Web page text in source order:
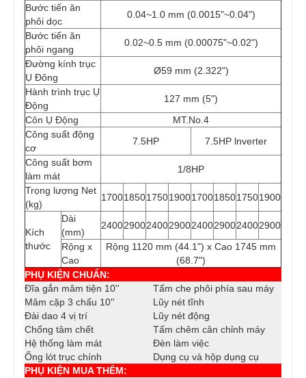
Bước tiến ăn
phôi dọc
0.04~1.0 mm (0.0015"~0.04")
Bước tiến ăn
phôi ngang
0.02~0.5 mm (0.00075"~0.02")
Đường kính trục
Ụ Đông
Ø59 mm (2.322")
Hành trình trục Ụ
Động
127 mm (5")
Côn Ụ Động
MT.No.4
Công suất động
cơ
7.5HP
7.5HP lnverter
Công suất bơm
làm mát
1/8HP
Trọng lượng Net
(kg)
17001850175019001700185017501900
Kích
thước
Dài
(mm)
24002900240029002400290024002900
Rộng x
Cao
Rộng 1120 mm (44.1") x Cao 1745 mm
(68.7")
PHỤ KIỆN CHUẨN:
Đĩa gắn mâm tiện 10''
Mâm cặp 3 chấu 10''
Đài dao 4 vị trí
Chống tâm chết
Hệ thống làm mát
Ống lót trục chính
Tấm che phôi phía sau máy
Lũy nét tĩnh
Lũy nét động
Tấm chêm cân chỉnh máy
Đèn làm việc
Dụng cụ và hộp dụng cụ
PHỤ KIỆN MUA THÊM: